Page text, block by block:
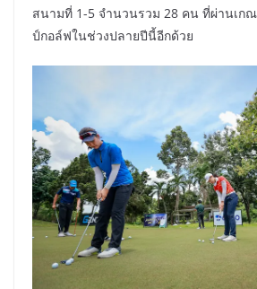
สนามที่ 1-5 จำนวนรวม 28 คน ที่ผ่านเก
ป์กอล์ฟในช่วงปลายปีนี้อีกด้วย